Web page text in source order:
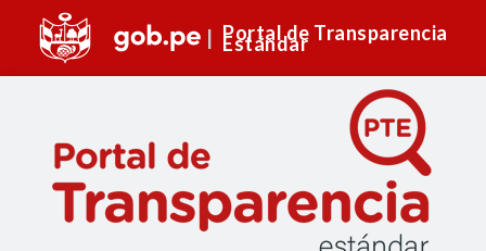
Portal de Transparencia
Estándar